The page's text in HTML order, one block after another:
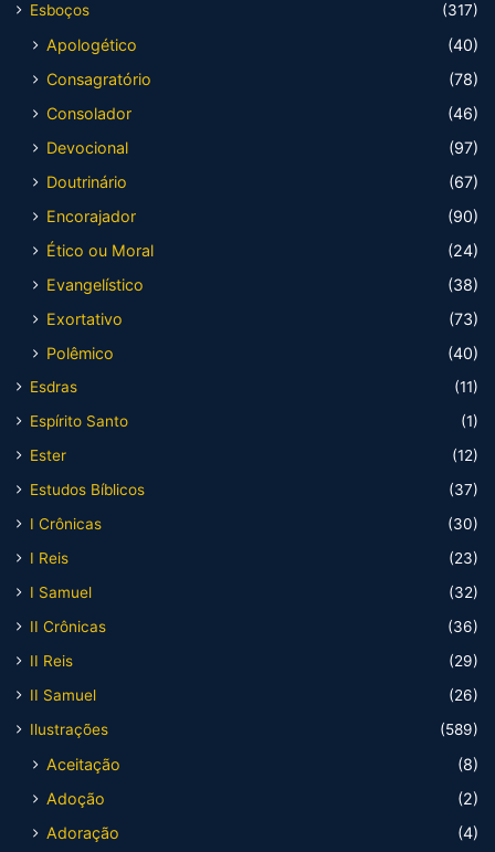
Esboços
(317)
Apologético
(40)
Consagratório
(78)
Consolador
(46)
Devocional
(97)
Doutrinário
(67)
Encorajador
(90)
Ético ou Moral
(24)
Evangelístico
(38)
Exortativo
(73)
Polêmico
(40)
Esdras
(11)
Espírito Santo
(1)
Ester
(12)
Estudos Bíblicos
(37)
I Crônicas
(30)
I Reis
(23)
I Samuel
(32)
II Crônicas
(36)
II Reis
(29)
II Samuel
(26)
Ilustrações
(589)
Aceitação
(8)
Adoção
(2)
Adoração
(4)